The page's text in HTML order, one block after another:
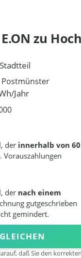
E.ON zu
Stadtteil
Jahr
der innerhalb von 60
der nach einem
gutgeschrieben
gemindert.
daß Sie den